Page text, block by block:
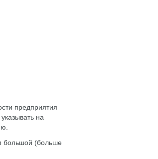
предприятия
на
большой (больше